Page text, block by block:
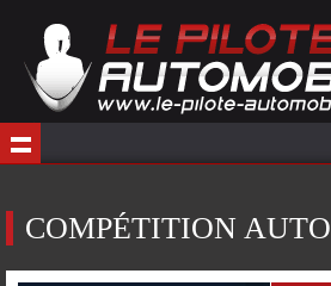
COMPÉTITION AUTO